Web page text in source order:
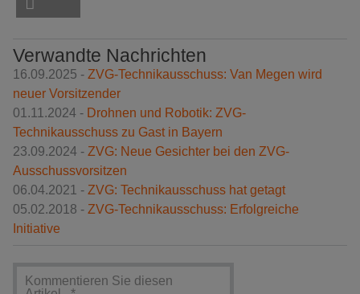
Verwandte Nachrichten
16.09.2025 - ZVG-Technikausschuss: Van Megen wird
neuer Vorsitzender
01.11.2024 - Drohnen und Robotik: ZVG-
Technikausschuss zu Gast in Bayern
23.09.2024 - ZVG: Neue Gesichter bei den ZVG-
Ausschussvorsitzen
06.04.2021 - ZVG: Technikausschuss hat getagt
05.02.2018 - ZVG-Technikausschuss: Erfolgreiche
Initiative